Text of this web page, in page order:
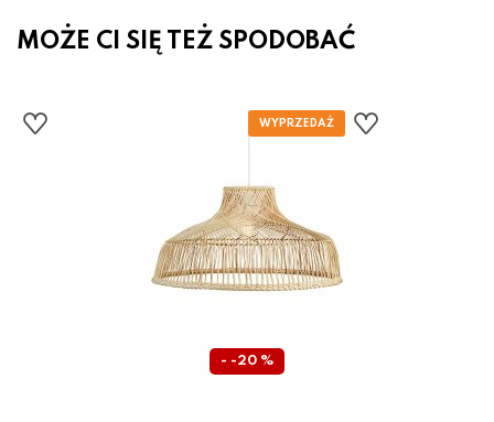
MOŻE CI SIĘ TEŻ SPODOBAĆ
- -20 %